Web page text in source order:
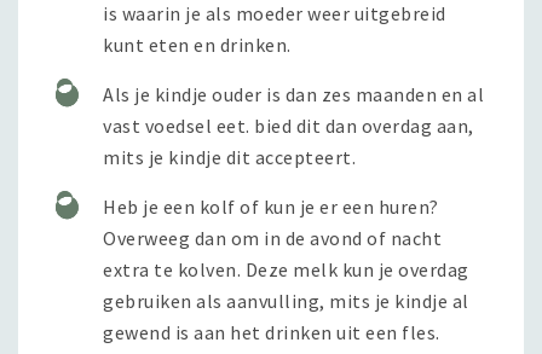
is waarin je als moeder weer uitgebreid
kunt eten en drinken.
Als je kindje ouder is dan zes maanden en al
vast voedsel eet. bied dit dan overdag aan,
mits je kindje dit accepteert.
Heb je een kolf of kun je er een huren?
Overweeg dan om in de avond of nacht
extra te kolven. Deze melk kun je overdag
gebruiken als aanvulling, mits je kindje al
gewend is aan het drinken uit een fles.